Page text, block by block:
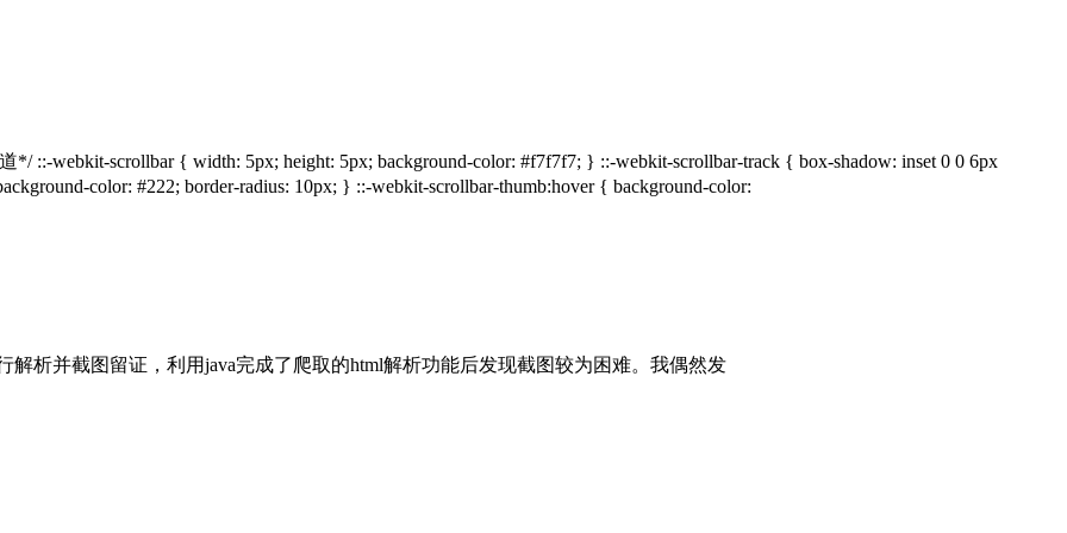
*/ ::-webkit-scrollbar { width: 5px; height: 5px; background-color: #f7f7f7; } ::-webkit-scrollbar-track { box-shadow: inset 0 0 6px
color: #222; border-radius: 10px; } ::-webkit-scrollbar-thumb:hover { background-color:
析并截图留证，利用java完成了爬取的html解析功能后发现截图较为困难。我偶然发